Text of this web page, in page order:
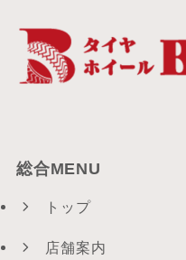
総合MENU
トップ
店舗案内